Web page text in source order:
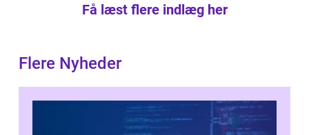
Få læst flere indlæg her
Flere Nyheder